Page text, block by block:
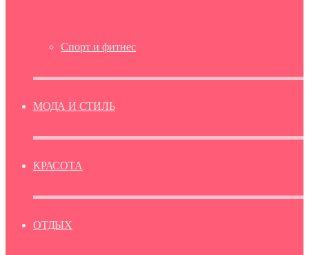
Спорт и фитнес
МОДА И СТИЛЬ
КРАСОТА
ОТДЫХ